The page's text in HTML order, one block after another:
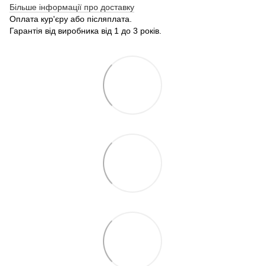
Більше інформації про доставку
Оплата кур'єру або післяплата.
Гарантія від виробника від 1 до 3 років.